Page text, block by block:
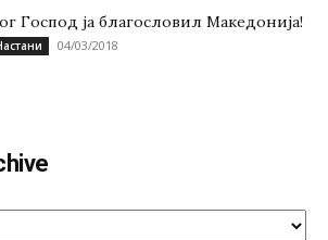
Господ ја благословил Македонија!
04/03/2018